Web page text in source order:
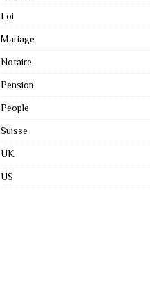
Loi
Mariage
Notaire
Pension
People
Suisse
UK
US